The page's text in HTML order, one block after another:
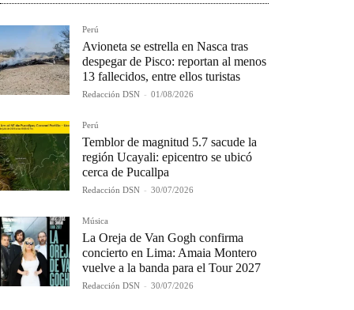
Perú
Avioneta se estrella en Nasca tras
despegar de Pisco: reportan al menos
13 fallecidos, entre ellos turistas
Redacción DSN - 01/08/2026
Perú
Temblor de magnitud 5.7 sacude la
región Ucayali: epicentro se ubicó
cerca de Pucallpa
Redacción DSN - 30/07/2026
Música
La Oreja de Van Gogh confirma
concierto en Lima: Amaia Montero
vuelve a la banda para el Tour 2027
Redacción DSN - 30/07/2026